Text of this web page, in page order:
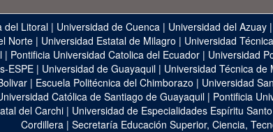
del Litoral | Universidad de Cuenca | Universidad del Azuay |
Norte| Universidad Estatal de Milagro | Universidad
| Pontificia Universidad Catolica del Ecuador| Universidad
ESPE | Universidad de Guayaquil | Universidad Técnica de
| Escuela Politécnica del Chimborazo | Universidad
Católica de Santiago de Guayaquil | Pontificia
del Carchi | Universidad de Especialidades Espíritu Santo
Cordillera| Secretaría Educación Superior, Ciencia,